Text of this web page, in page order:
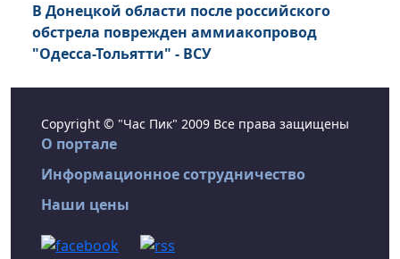
В Донецкой области после российского
обстрела поврежден аммиакопровод
"Одесса-Тольятти" - ВСУ
Copyright © "Час Пик" 2009 Все права защищены
О портале
Информационное сотрудничество
Наши цены